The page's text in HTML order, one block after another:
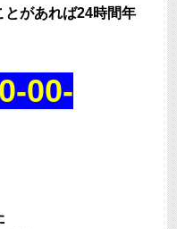
とがあれば24時間年
00-